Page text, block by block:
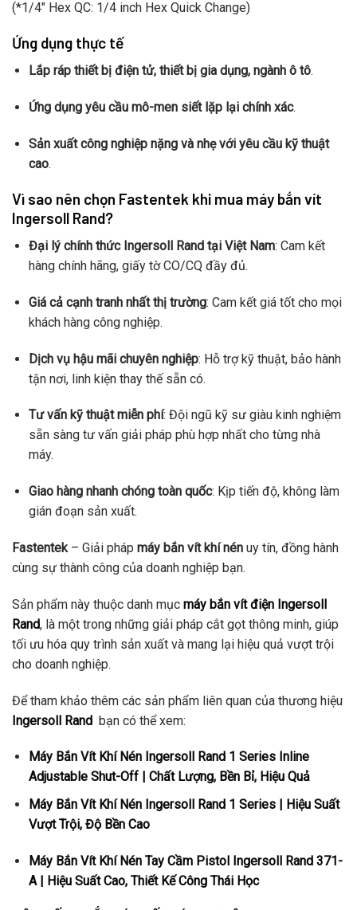
(*1/4″ Hex QC: 1/4 inch Hex Quick Change)
Ứng dụng thực tế
Lắp ráp thiết bị điện tử, thiết bị gia dụng, ngành ô tô.
Ứng dụng yêu cầu mô-men siết lặp lại chính xác.
Sản xuất công nghiệp nặng và nhẹ với yêu cầu kỹ thuật
cao.
Vì sao nên chọn Fastentek khi mua máy bắn vít
Ingersoll Rand?
Đại lý chính thức Ingersoll Rand tại Việt Nam: Cam kết
hàng chính hãng, giấy tờ CO/CQ đầy đủ.
Giá cả cạnh tranh nhất thị trường: Cam kết giá tốt cho mọi
khách hàng công nghiệp.
Dịch vụ hậu mãi chuyên nghiệp: Hỗ trợ kỹ thuật, bảo hành
tận nơi, linh kiện thay thế sẵn có.
Tư vấn kỹ thuật miễn phí: Đội ngũ kỹ sư giàu kinh nghiệm
sẵn sàng tư vấn giải pháp phù hợp nhất cho từng nhà
máy.
Giao hàng nhanh chóng toàn quốc: Kịp tiến độ, không làm
gián đoạn sản xuất.
Fastentek– Giải pháp máy bắn vít khí nén uy tín, đồng hành
cùng sự thành công của doanh nghiệp bạn.
Sản phẩm này thuộc danh mục máy bắn vít điện Ingersoll
Rand, là một trong những giải pháp cắt gọt thông minh, giúp
tối ưu hóa quy trình sản xuất và mang lại hiệu quả vượt trội
cho doanh nghiệp.
Để tham khảo thêm các sản phẩm liên quan của thương hiệu
Ingersoll Rand bạn có thể xem:
Máy Bắn Vít Khí Nén Ingersoll Rand 1 Series Inline
Adjustable Shut-Off | Chất Lượng, Bền Bỉ, Hiệu Quả
Máy Bắn Vít Khí Nén Ingersoll Rand 1 Series | Hiệu Suất
Vượt Trội, Độ Bền Cao
Máy Bắn Vít Khí Nén Tay Cầm Pistol Ingersoll Rand 371-
A | Hiệu Suất Cao, Thiết Kế Công Thái Học